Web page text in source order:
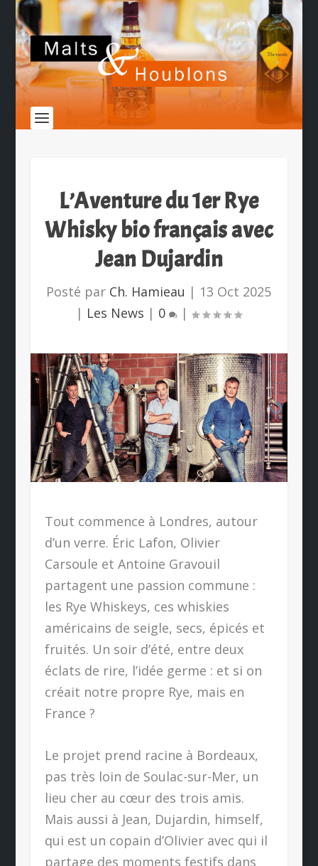
L’Aventure du 1er Rye
Whisky bio français avec
Jean Dujardin
Posté par Ch. Hamieau | 13 Oct 2025
| Les News | 0 |
Tout commence à Londres, autour
d’un verre. Éric Lafon, Olivier
Carsoule et Antoine Gravouil
partagent une passion commune :
les Rye Whiskeys, ces whiskies
américains de seigle, secs, épicés et
fruités. Un soir d’été, entre deux
éclats de rire, l’idée germe : et si on
créait notre propre Rye, mais en
France ?
Le projet prend racine à Bordeaux,
pas très loin de Soulac-sur-Mer, un
lieu cher au cœur des trois amis.
Mais aussi à Jean, Dujardin, himself,
qui est un copain d’Olivier avec qui il
partage des moments festifs dans